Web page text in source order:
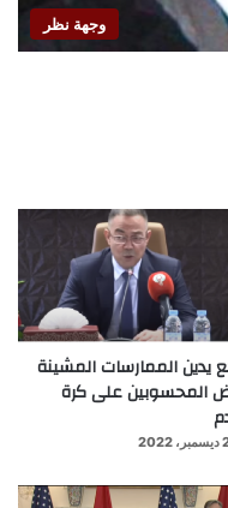
وجهة نظر
يدين الممارسات المشينة
المحسوبين على كرة